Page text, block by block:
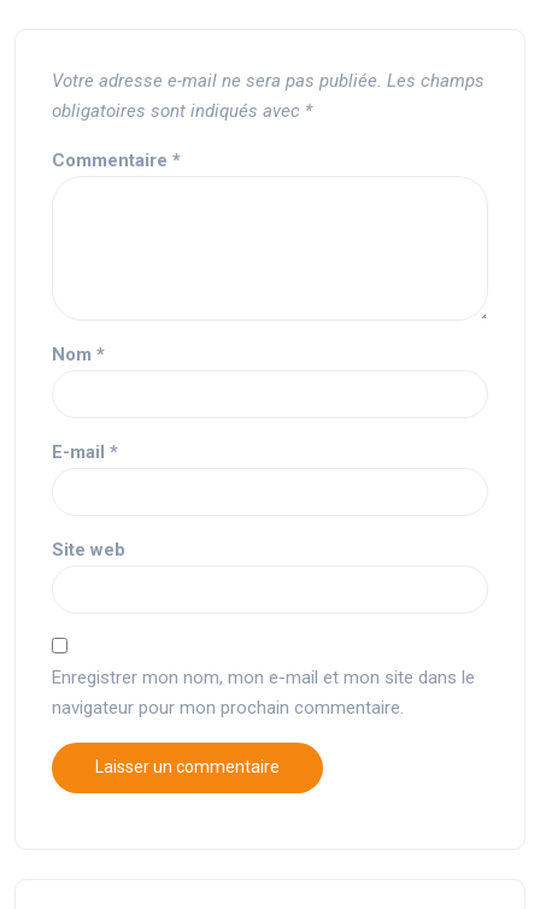
Votre adresse e-mail ne sera pas publiée. Les champs
obligatoires sont indiqués avec *
Commentaire *
Nom *
E-mail *
Site web
Enregistrer mon nom, mon e-mail et mon site dans le
navigateur pour mon prochain commentaire.